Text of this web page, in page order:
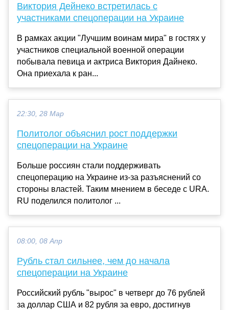
Виктория Дейнеко встретилась с
участниками спецоперации на Украине
В рамках акции "Лучшим воинам мира" в гостях у
участников специальной военной операции
побывала певица и актриса Виктория Дайнеко.
Она приехала к ран...
22:30, 28 Мар
Политолог объяснил рост поддержки
спецоперации на Украине
Больше россиян стали поддерживать
спецоперацию на Украине из-за разъяснений со
стороны властей. Таким мнением в беседе с URA.
RU поделился политолог ...
08:00, 08 Апр
Рубль стал сильнее, чем до начала
спецоперации на Украине
Российский рубль "вырос" в четверг до 76 рублей
за доллар США и 82 рубля за евро, достигнув